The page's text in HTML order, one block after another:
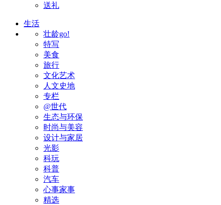
送礼
生活
壮龄go!
特写
美食
旅行
文化艺术
人文史地
专栏
@世代
生态与环保
时尚与美容
设计与家居
光影
科玩
科普
汽车
心事家事
精选